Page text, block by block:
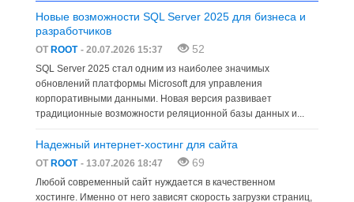
Новые возможности SQL Server 2025 для бизнеса и
разработчиков
ОТ ROOT - 20.07.2026 15:37 52
SQL Server 2025 стал одним из наиболее значимых
обновлений платформы Microsoft для управления
корпоративными данными. Новая версия развивает
традиционные возможности реляционной базы данных и...
Надежный интернет-хостинг для сайта
ОТ ROOT - 13.07.2026 18:47 69
Любой современный сайт нуждается в качественном
хостинге. Именно от него зависят скорость загрузки страниц,